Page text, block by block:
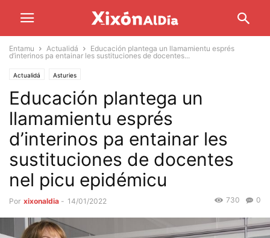
Entamu Actualidá
Educación plantega un llamamientu esprés
d’interinos pa entainar les sustituciones de docentes...
Actualidá Asturies
Educación plantega un
llamamientu esprés
d’interinos pa entainar les
sustituciones de docentes
nel picu epidémicu
Por xixonaldia - 14/01/2022 0
730